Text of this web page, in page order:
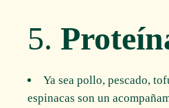
5.
Ya sea pollo, pescado,
espinacas son un